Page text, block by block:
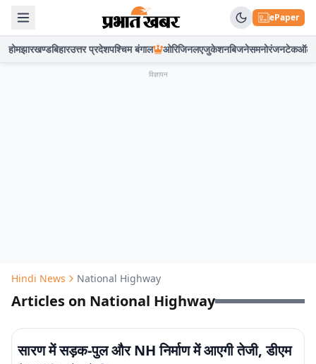
ePaper
होमझारखण्डबिहारउत्तर प्रदेशपश्चिम बंगाल ओरिजिनलएजुकेशनबिजनेसमनोरंजनटेकऑटो
विज्ञापन
Hindi News National Highway
Articles on National Highway
सारण में सड़क-पुल और NH निर्माण में आएगी तेजी, डीएम